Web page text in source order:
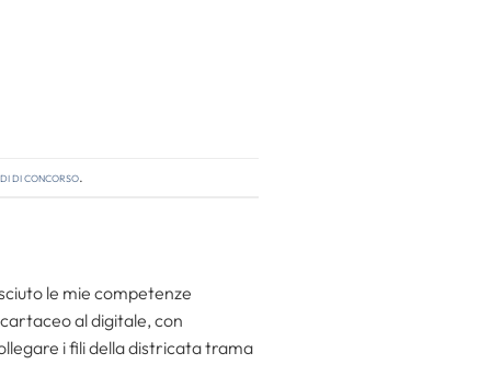
di concorso.
le mie competenze
al digitale, con
i fili della districata trama